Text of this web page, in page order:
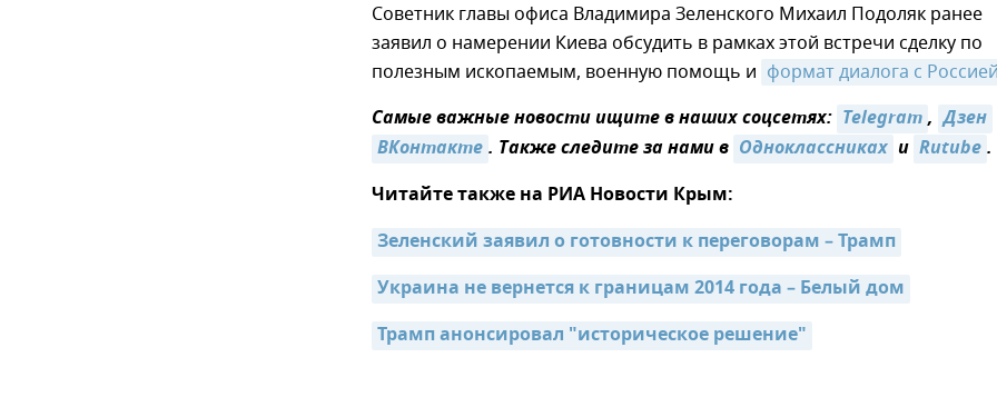
Советник главы офиса Владимира Зеленского Михаил Подоляк ранее
заявил о намерении Киева обсудить в рамках этой встречи сделку по
полезным ископаемым, военную помощь и формат диалога с
Самые важные новости ищите в наших соцсетях: Telegram, Дзен
ВКонтакте. Также следите за нами в Одноклассниках и Rutube.
Читайте также на РИА Новости Крым:
Зеленский заявил о готовности к переговорам – Трамп
Украина не вернется к границам 2014 года – Белый дом
Трамп анонсировал "историческое решение"